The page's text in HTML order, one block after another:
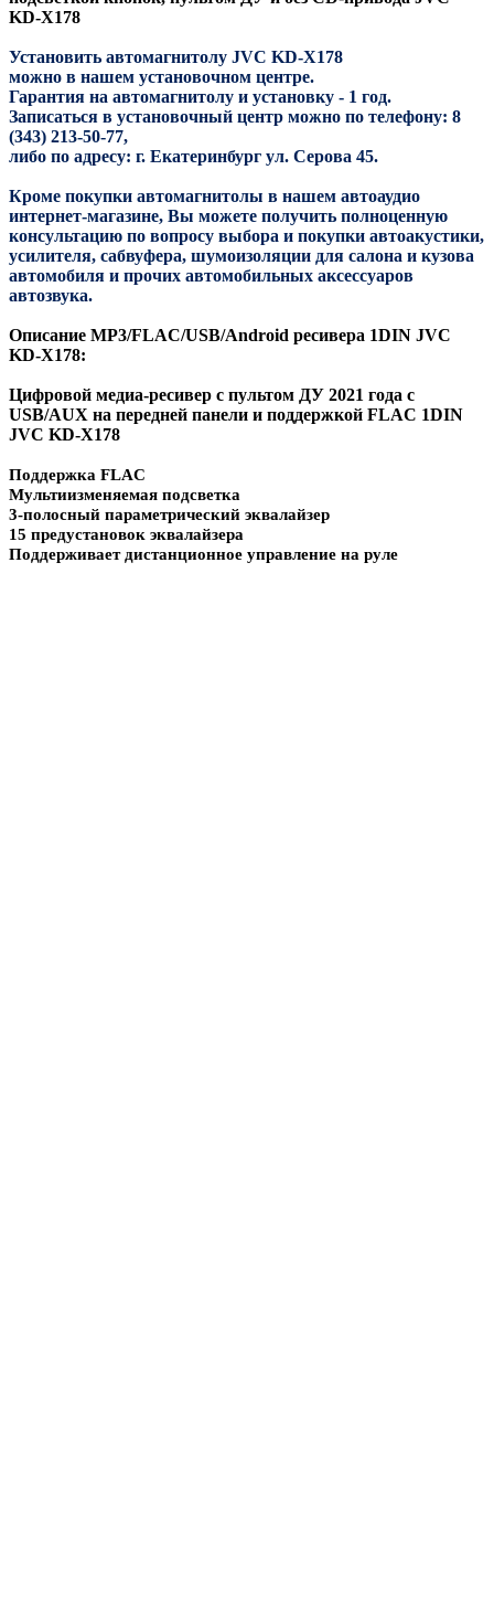
KD-X178
Установить автомагнитолу JVC KD-X178
можно в нашем установочном центре.
Гарантия на автомагнитолу и установку - 1 год.
Записаться в установочный центр можно по телефону: 8
(343) 213-50-77,
либо по адресу: г. Екатеринбург ул. Серова 45.
Кроме покупки автомагнитолы в нашем автоаудио
интернет-магазине, Вы можете получить полноценную
консультацию по вопросу выбора и покупки автоакустики,
усилителя, сабвуфера, шумоизоляции для салона и кузова
автомобиля и прочих автомобильных аксессуаров
автозвука.
Описание MP3/FLAC/USB/Android ресивера 1DIN JVC
KD-X178:
Цифровой медиа-ресивер с пультом ДУ 2021 года с
USB/AUX на передней панели и поддержкой FLAC 1DIN
JVC KD-X178
Поддержка FLAC
Мультиизменяемая подсветка
3-полосный параметрический эквалайзер
15 предустановок эквалайзера
Поддерживает дистанционное управление на руле